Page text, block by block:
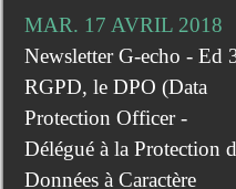
MAR. 17 AVRIL 2018
Newsletter G-echo - Ed
RGPD, le DPO (Data
Protection Officer -
Délégué à la Protection
Données à Caractère